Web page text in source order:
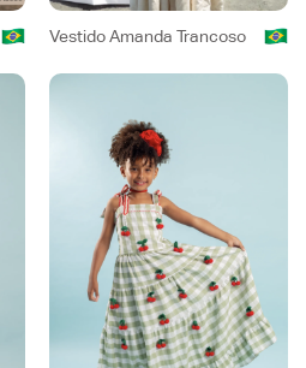
Vestido Amanda Trancoso